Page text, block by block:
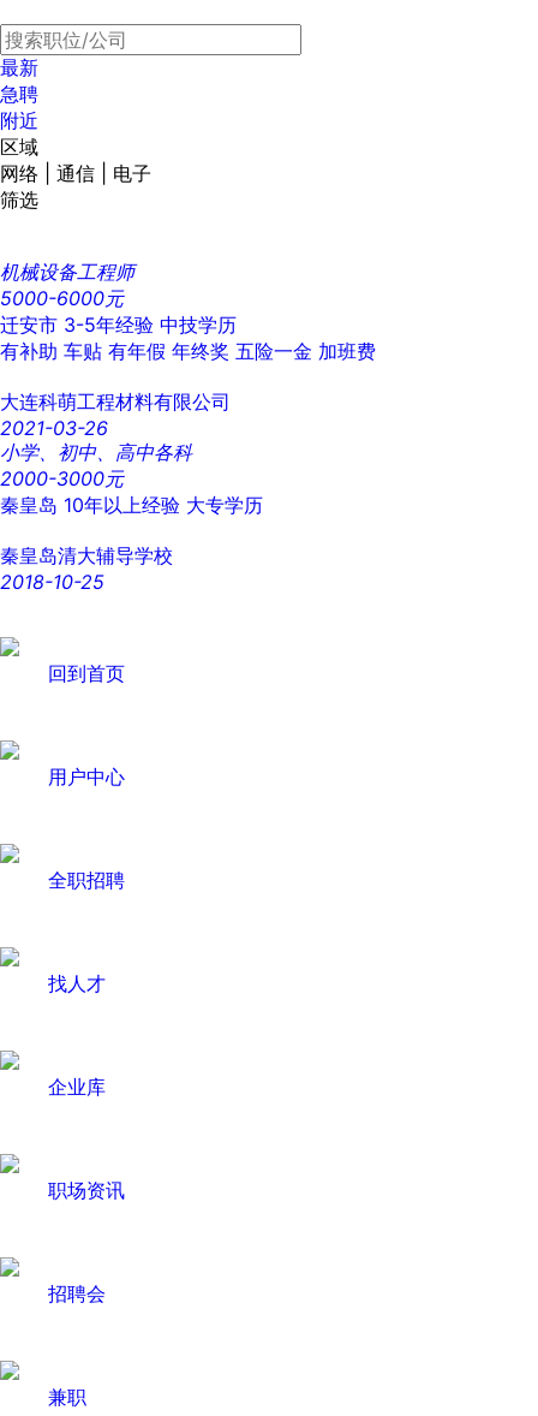
最新
急聘
附近
区域
网络 | 通信 | 电子
筛选
机械设备工程师
5000-6000元
迁安市 3-5年经验 中技学历
有补助 车贴 有年假 年终奖 五险一金 加班费
大连科萌工程材料有限公司
2021-03-26
小学、初中、高中各科
2000-3000元
秦皇岛 10年以上经验 大专学历
秦皇岛清大辅导学校
2018-10-25
回到首页
用户中心
全职招聘
找人才
企业库
职场资讯
招聘会
兼职